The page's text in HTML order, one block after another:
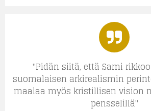
"Pidän siitä, että Sami
suomalaisen arkirealismin
maalaa myös kristillisen vision
pensselillä"